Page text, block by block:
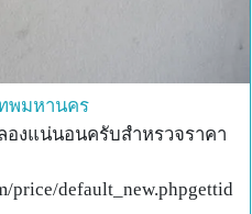
พมหานคร
องแน่นอนครับสำหรวจราคา
price/default_new.phpgettid